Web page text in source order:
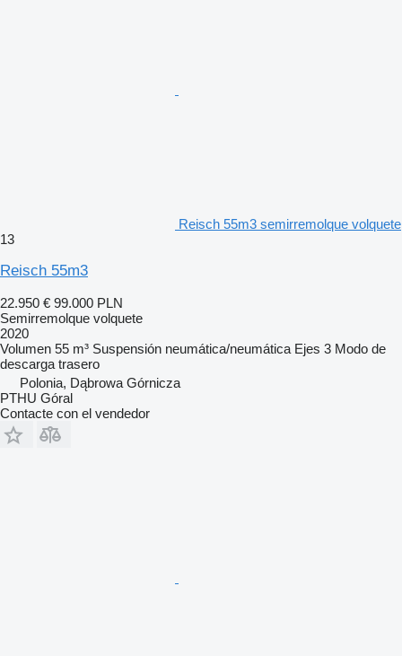
Reisch 55m3 semirremolque volquete
13
Reisch 55m3
22.950 € 99.000 PLN
Semirremolque volquete
2020
Volumen 55 m³ Suspensión neumática/neumática Ejes 3 Modo de
descarga trasero
Polonia, Dąbrowa Górnicza
PTHU Góral
Contacte con el vendedor